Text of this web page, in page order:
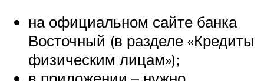
на официальном сайте банка
Восточный (в разделе «Кредиты
физическим лицам»);